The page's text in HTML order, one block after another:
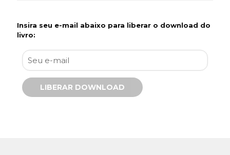
Insira seu e-mail abaixo para liberar o download do
livro: